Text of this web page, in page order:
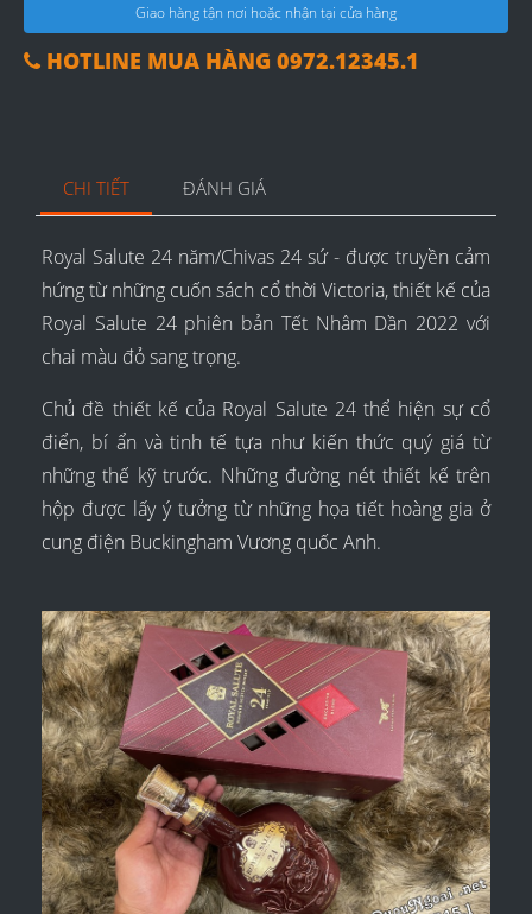
Giao hàng tận nơi hoặc nhận tại cửa hàng
HOTLINE MUA HÀNG 0972.12345.1
CHI TIẾT ĐÁNH GIÁ
Royal Salute 24 năm/Chivas 24 sứ - được truyền cảm
hứng từ những cuốn sách cổ thời Victoria, thiết kế của
Royal Salute 24 phiên bản Tết Nhâm Dần 2022 với
chai màu đỏ sang trọng.
Chủ đề thiết kế của Royal Salute 24 thể hiện sự cổ
điển, bí ẩn và tinh tế tựa như kiến thức quý giá từ
những thế kỹ trước. Những đường nét thiết kế trên
hộp được lấy ý tưởng từ những họa tiết hoàng gia ở
cung điện Buckingham Vương quốc Anh.